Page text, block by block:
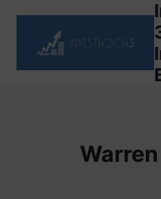
springen